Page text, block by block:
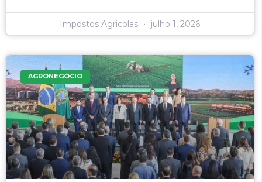
Impostos Agricolas julho 1, 2026
AGRONEGÓCIO